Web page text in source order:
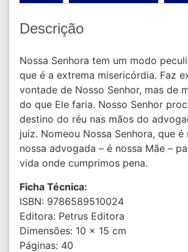
Descrição
Nossa Senhora tem um modo
que é a extrema misericórdia. Faz
vontade de Nosso Senhor, mas de
do que Ele faria. Nosso Senhor
destino do réu nas mãos do
juiz. Nomeou Nossa Senhora, que é
nossa advogada – é nossa Mãe –
vida onde cumprimos pena.
Ficha Técnica:
ISBN: 9786589510024
Editora: Petrus Editora
Dimensões: 10 x 15 cm
Páginas: 40